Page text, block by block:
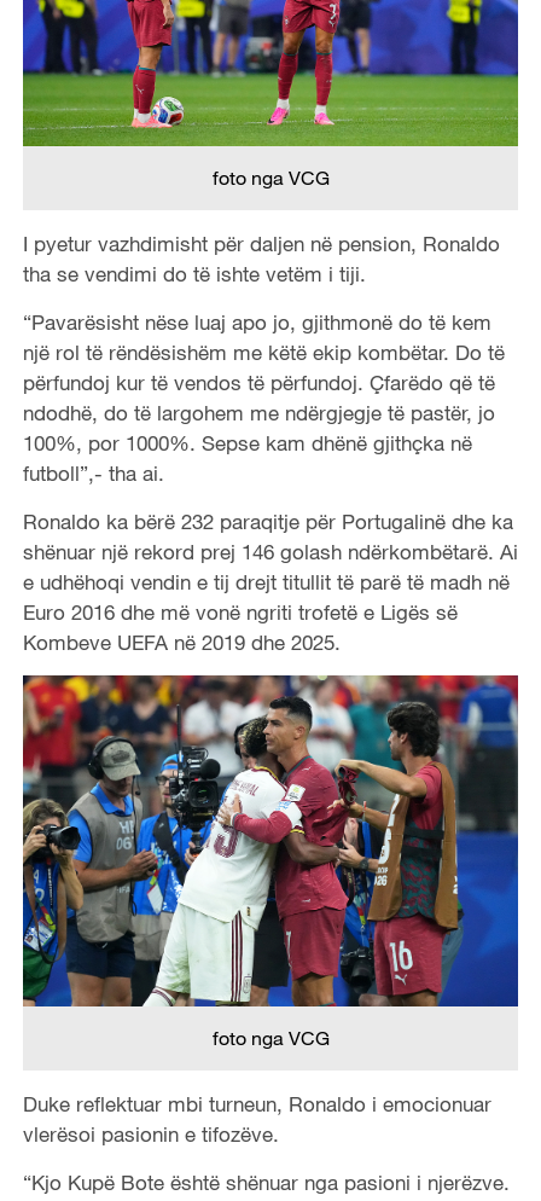
foto nga VCG
I pyetur vazhdimisht për daljen në pension, Ronaldo
tha se vendimi do të ishte vetëm i tiji.
“Pavarësisht nëse luaj apo jo, gjithmonë do të kem
një rol të rëndësishëm me këtë ekip kombëtar. Do të
përfundoj kur të vendos të përfundoj. Çfarëdo që të
ndodhë, do të largohem me ndërgjegje të pastër, jo
100%, por 1000%. Sepse kam dhënë gjithçka në
futboll”,- tha ai.
Ronaldo ka bërë 232 paraqitje për Portugalinë dhe ka
shënuar një rekord prej 146 golash ndërkombëtarë. Ai
e udhëhoqi vendin e tij drejt titullit të parë të madh në
Euro 2016 dhe më vonë ngriti trofetë e Ligës së
Kombeve UEFA në 2019 dhe 2025.
foto nga VCG
Duke reflektuar mbi turneun, Ronaldo i emocionuar
vlerësoi pasionin e tifozëve.
“Kjo Kupë Bote është shënuar nga pasioni i njerëzve.